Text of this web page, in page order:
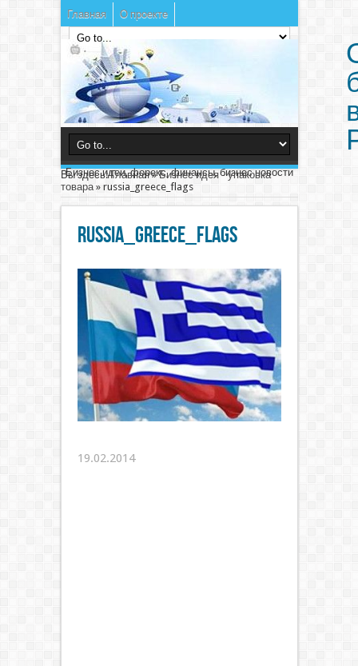
Главная О проекте
Бизнес идеи, форекс, финансы, бизнес новости
Вы здесь:Главная»Бизнес идея - упаковка
товара» russia_greece_flags
russia_greece_flags
19.02.2014